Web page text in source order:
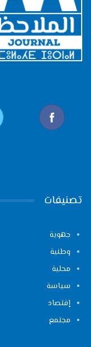
تصنيفات
جهوية
وطنية
محلية
سياسة
إقتصاد
مجتمع